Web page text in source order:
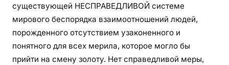
существующей НЕСПРАВЕДЛИВОЙ системе
мирового беспорядка взаимоотношений людей,
порожденного отсутствием узаконенного и
понятного для всех мерила, которое могло бы
прийти на смену золоту. Нет справедливой меры,